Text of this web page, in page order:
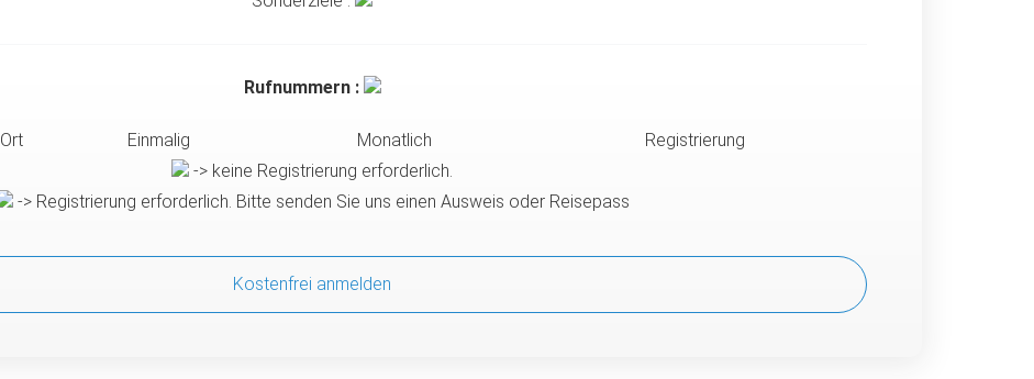
Rufnummern :
Ort Einmalig Monatlich
Registrierung
-> keine Registrierung erforderlich.
-> Registrierung erforderlich. Bitte senden Sie uns einen Ausweis oder Reisepass
Kostenfrei anmelden